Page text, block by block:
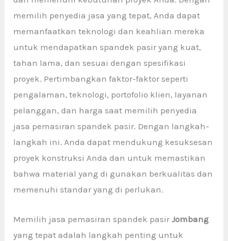
memilih penyedia jasa yang tepat, Anda dapat
memanfaatkan teknologi dan keahlian mereka
untuk mendapatkan spandek pasir yang kuat,
tahan lama, dan sesuai dengan spesifikasi
proyek. Pertimbangkan faktor-faktor seperti
pengalaman, teknologi, portofolio klien, layanan
pelanggan, dan harga saat memilih penyedia
jasa pemasiran spandek pasir. Dengan langkah-
langkah ini. Anda dapat mendukung kesuksesan
proyek konstruksi Anda dan untuk memastikan
bahwa material yang di gunakan berkualitas dan
memenuhi standar yang di perlukan.
Memilih jasa pemasiran spandek pasirJombang
yang tepat adalah langkah penting untuk